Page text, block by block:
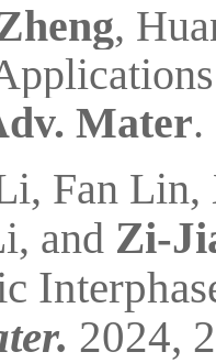
,
Mater.
Fan Lin,
and Zi-
2024,